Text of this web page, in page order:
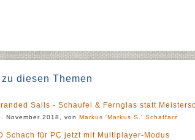
zu diesen Themen
Sails - Schaufel & Fernglas statt
November 2018, von Markus 'Markus S.' Schaffarz
Schach für PC jetzt mit Multiplayer-Modus